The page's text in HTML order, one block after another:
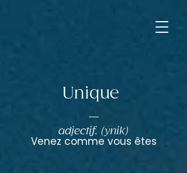
Unique
adjectif. (ynik)
Venez comme vous êtes